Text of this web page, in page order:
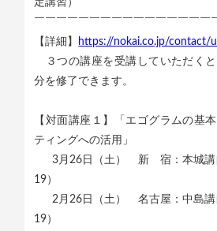
￣￣￣￣￣￣￣￣￣￣￣￣￣￣￣￣
【詳細】
https://nokai.co.jp/contact/
３つの講座を受講していただく
分を修了できます。
【対面講座１】「エゴグラムの基
ティングへの活用」
3月26日（土） 新 宿：本城講
19）
2月26日（土） 名古屋：中島
19）